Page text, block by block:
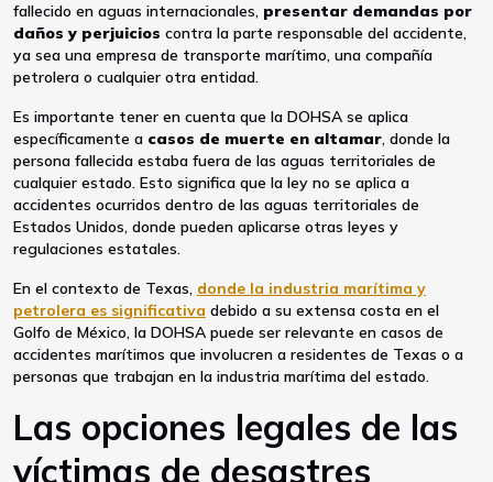
fallecido en aguas internacionales, presentar demandas por
daños y perjuicios contra la parte responsable del accidente,
ya sea una empresa de transporte marítimo, una compañía
petrolera o cualquier otra entidad.
Es importante tener en cuenta que la DOHSA se aplica
específicamente a casos de muerte en altamar, donde la
persona fallecida estaba fuera de las aguas territoriales de
cualquier estado. Esto significa que la ley no se aplica a
accidentes ocurridos dentro de las aguas territoriales de
Estados Unidos, donde pueden aplicarse otras leyes y
regulaciones estatales.
En el contexto de Texas, donde la industria marítima y
petrolera es significativa debido a su extensa costa en el
Golfo de México, la DOHSA puede ser relevante en casos de
accidentes marítimos que involucren a residentes de Texas o a
personas que trabajan en la industria marítima del estado.
Las opciones legales de las
víctimas de desastres